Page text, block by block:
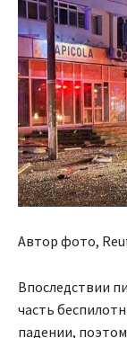
Автор фото,
Впоследствии
часть
падении,